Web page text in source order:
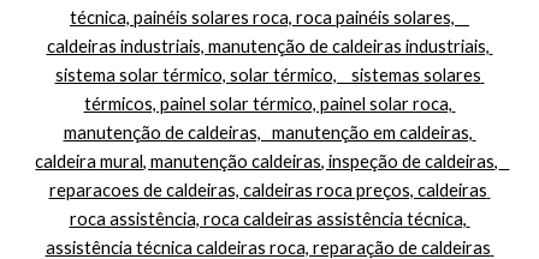
técnica, painéis solares roca, roca painéis solares,
caldeiras industriais, manutenção de caldeiras industriais,
sistema solar térmico, solar térmico,    sistemas solares
térmicos, painel solar térmico, painel solar roca,
manutenção de caldeiras,   manutenção em caldeiras,
caldeira mural, manutenção caldeiras, inspeção de caldeiras,
reparacoes de caldeiras, caldeiras roca preços, caldeiras
roca assistência, roca caldeiras assistência técnica,
assistência técnica caldeiras roca, reparação de caldeiras